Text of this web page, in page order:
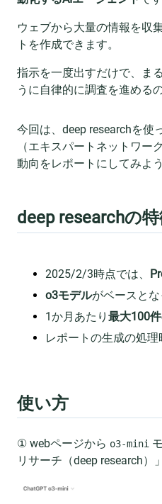
ウェブから大量の情報を収
トを作成できます。
指示を一度出すだけで、ま
うに自律的に調査を進める
今回は、deep researchを使
（エキスパートネットワー
動向をレポートにしてみよ
deep researchの
2025/2/3時点では、
o3モデルがベースと
1か月あたり 最大100
レポートの生成の処理
使い方
① webページから o3-mini
リサーチ（deep research）